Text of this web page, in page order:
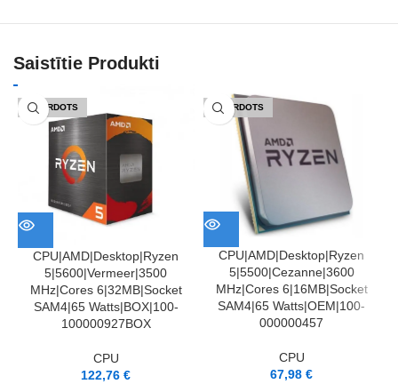
Saistītie Produkti
IZPĀRDOTS
CPU|AMD|Desktop|Ryzen
5|5600|Vermeer|3500
MHz|Cores 6|32MB|Socket
SAM4|65 Watts|BOX|100-
100000927BOX
CPU
122,76€
IZPĀRDOTS
CPU|AMD|Desktop|Ryzen
5|5500|Cezanne|3600
MHz|Cores 6|16MB|Socket
SAM4|65 Watts|OEM|100-
000000457
CPU
67,98€